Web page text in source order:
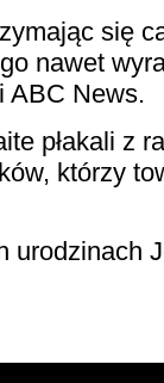
się
nawet
ABC News.
płakali z
którzy
urodzinach